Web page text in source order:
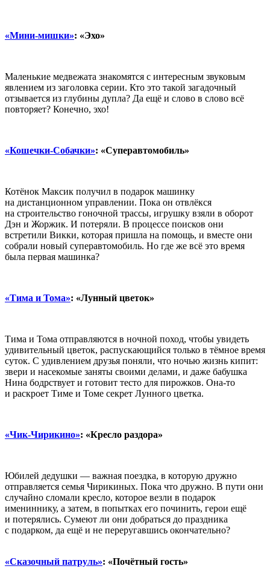
«Мини-мишки»: «Эхо»
Маленькие медвежата знакомятся с интересным звуковым
явлением из заголовка серии. Кто это такой загадочный
отзывается из глубины дупла? Да ещё и слово в слово всё
повторяет? Конечно, эхо!
«Кошечки-Собачки»: «Суперавтомобиль»
Котёнок Максик получил в подарок машинку
на дистанционном управлении. Пока он отвлёкся
на строительство гоночной трассы, игрушку взяли в оборот
Дэн и Жоржик. И потеряли. В процессе поисков они
встретили Викки, которая пришла на помощь, и вместе они
собрали новый суперавтомобиль. Но где же всё это время
была первая машинка?
«Тима и Тома»: «Лунный цветок»
Тима и Тома отправляются в ночной поход, чтобы увидеть
удивительный цветок, распускающийся только в тёмное время
суток. С удивлением друзья поняли, что ночью жизнь кипит:
звери и насекомые заняты своими делами, и даже бабушка
Нина бодрствует и готовит тесто для пирожков. Она-то
и раскроет Тиме и Томе секрет Лунного цветка.
«Чик-Чирикино»: «Кресло раздора»
Юбилей дедушки — важная поездка, в которую дружно
отправляется семья Чирикиных. Пока что дружно. В пути они
случайно сломали кресло, которое везли в подарок
имениннику, а затем, в попытках его починить, герои ещё
и потерялись. Сумеют ли они добраться до праздника
с подарком, да ещё и не переругавшись окончательно?
«Сказочный патруль»: «Почётный гость»